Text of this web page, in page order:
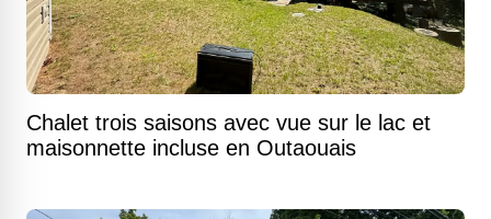
Chalet trois saisons avec vue sur le lac et
maisonnette incluse en Outaouais